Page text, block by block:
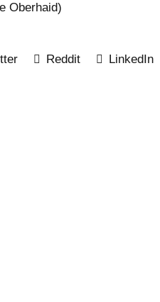
Oberhaid)
Reddit LinkedIn